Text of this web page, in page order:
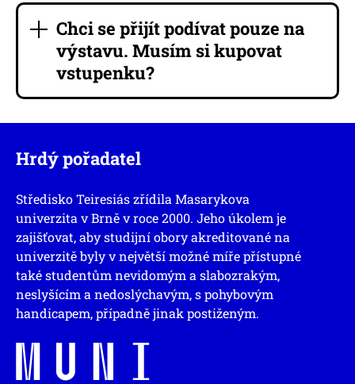
Chci se přijít podívat pouze na
výstavu. Musím si kupovat
vstupenku?
Hrdý pořadatel
Středisko Teiresiás zřídila Masarykova
univerzita v Brně v roce 2000. Jeho úkolem je
zajišťovat, aby studijní obory akreditované na
univerzitě byly v největší možné míře přístupné
také studentům nevidomým a slabozrakým,
neslyšícím a nedoslýchavým, s pohybovým
handicapem, případně jinak postiženým.